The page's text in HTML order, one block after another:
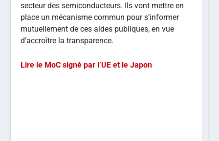
secteur des semiconducteurs. Ils vont mettre en
place un mécanisme commun pour s’informer
mutuellement de ces aides publiques, en vue
d’accroître la transparence.
Lire le MoC signé par l’UE et le Japon